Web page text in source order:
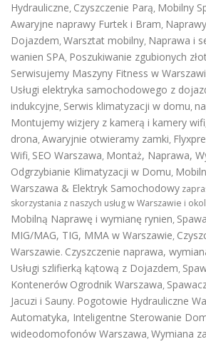
Hydrauliczne, Czyszczenie Parą, Mobilny
Awaryjne naprawy Furtek i Bram,
Dojazdem, Warsztat mobilny, Naprawa i
wanien SPA, Poszukiwanie zgubionych
Serwisujemy Maszyny Fitness w
Usługi elektryka samochodowego z
indukcyjne, Serwis klimatyzacji w domu,
Montujemy wizjery z kamerą i kamery wifi
drona, Awaryjnie otwieramy zamki,
Wifi, SEO Warszawa, Montaż, Naprawa,
Odgrzybianie Klimatyzacji w Domu,
Warszawa & Elektryk Samochodowy
skorzystania z naszych usług w Warszawie i
Mobilną Naprawę i wymianę rynien,
MIG/MAG, TIG, MMA w Warszawie,
Warszawie. Czyszczenie naprawa,
Usługi szlifierką kątową z Dojazdem,
Kontenerów Ogrodnik Warszawa,
Jacuzi i Sauny. Pogotowie Hydrauliczne
Automatyka, Inteligentne Sterowanie
wideodomofonów Warszawa, Wymiana